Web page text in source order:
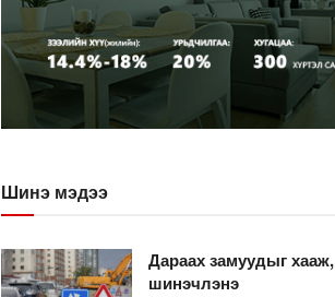
Шинэ мэдээ
Дараах замуудыг хааж,
шинэчлэнэ